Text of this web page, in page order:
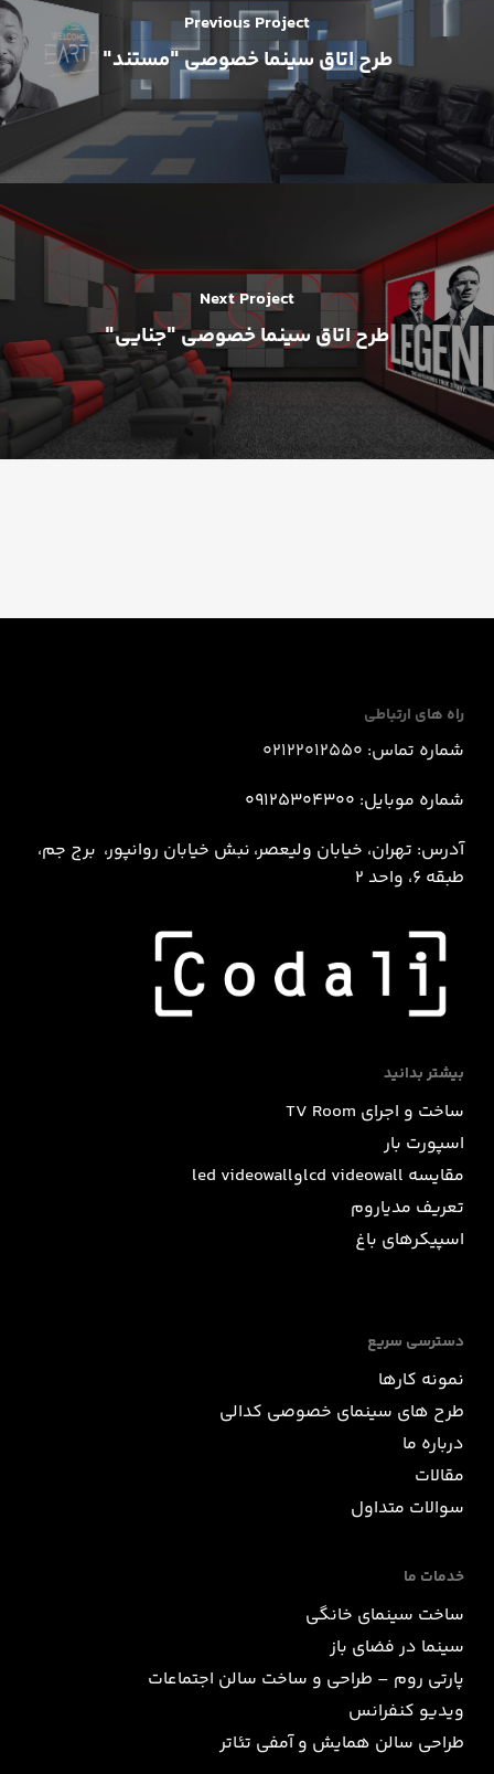
Previous Project
طرح اتاق سینما خصوصی "مستند"
Next Project
طرح اتاق سینما خصوصی "جنایی"
راه های ارتباطی
شماره تماس: 02122012550
شماره موبایل: 09125304300
آدرس: تهران، خیابان ولیعصر، نبش خيابان روانپور، برج جم،
طبقه 6، واحد 2
بیشتر بدانید
ساخت و اجرای TV Room
اسپورت بار
مقایسه lcd videowallوled videowall
تعریف مدیاروم
اسپیکرهای باغ
دسترسی سریع
نمونه کارها
طرح های سینمای خصوصی کدالی
درباره ما
مقالات
سوالات متداول
خدمات ما
ساخت سینمای خانگی
سینما در فضای باز
پارتی روم – طراحی و ساخت سالن اجتماعات
ویدیو کنفرانس
طراحی سالن همایش و آمفی تئاتر